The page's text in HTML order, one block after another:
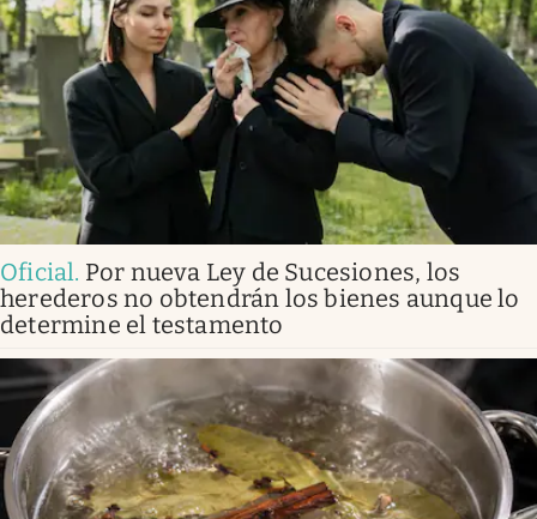
Oficial. Por nueva Ley de Sucesiones, los
herederos no obtendrán los bienes aunque lo
determine el testamento